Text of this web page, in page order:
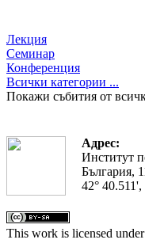
Лекция
Семинар
Конференция
Всички категории ...
Покажи събития от
Адрес:
Институт
България,
42°
This work is licensed under